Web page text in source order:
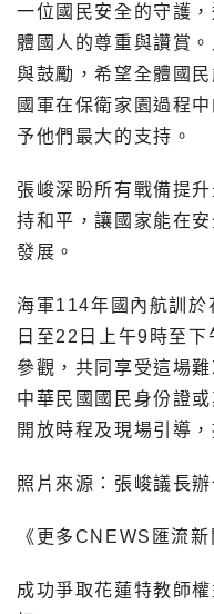
一位國民安全的守護
體國人的尊重與讚賞
與鼓勵，希望全體國
國軍在保衛家園過程
予他們最大的支持。
張峻深盼所有戰備提
持和平，讓國家能在
發展。
海軍114年國內航訓
日至22日上午9時至
參觀，共同享受這場
中華民國國民身份證
開放時程及現場引導，
照片來源：張峻議長
《更多CNEWS匯流新
成功爭取花蓮特教師